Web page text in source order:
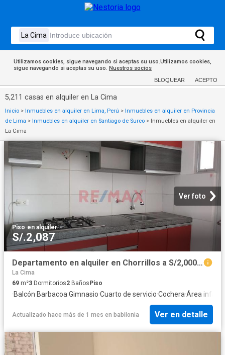
Utilizamos cookies, sigue navegando si aceptas su uso.Utilizamos cookies,
sigue navegando si aceptas su uso. Nuestros socios
BLOQUEAR ACEPTO
5,211 casas en alquiler en La Cima
Inicio > Inmuebles en alquiler en Lima, Perú > Inmuebles en alquiler en Provincia
de Lima > Inmuebles en alquiler en Santiago de Surco > Inmuebles en alquiler en
La Cima
Ver foto
Piso·en alquiler
S/.2,087
Departamento en alquiler en Chorrillos a S/2,000 al mes
La Cima
69 m²3 Dormitorios2 BañosPiso
·Balcón·Barbacoa·Gimnasio·Cuarto de servicio·Cochera·Área infantil
Actualizado hace más de 1 mes en babilonia Ver en detalle